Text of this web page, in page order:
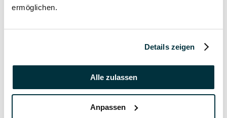
ermöglichen.
Details zeigen
Alle zulassen
Anpassen
Hunde
Welpen